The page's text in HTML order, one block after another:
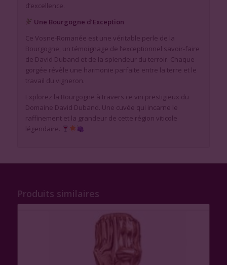
d’excellence.
Une Bourgogne d’Exception
Ce Vosne-Romanée est une véritable perle de la
Bourgogne, un témoignage de l’exceptionnel savoir-faire
de David Duband et de la splendeur du terroir. Chaque
gorgée révèle une harmonie parfaite entre la terre et le
travail du vigneron.
Explorez la Bourgogne à travers ce vin prestigieux du
Domaine David Duband. Une cuvée qui incarne le
raffinement et la grandeur de cette région viticole
légendaire.
Produits similaires